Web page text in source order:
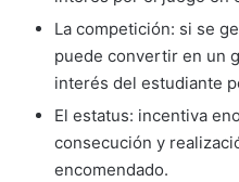
La competición: si se
puede convertir en un
interés del estudiante
El estatus: incentiva
consecución y
encomendado.